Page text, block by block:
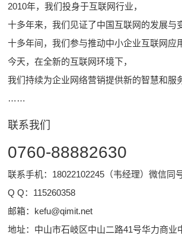
2010年，我们投身于互联网行业，
十多年来，我们见证了中国互联网的发展与
十多年间，我们参与推动中小企业互联网应
今天，在全新的互联网环境下，
我们持续为企业网络营销提供新的智慧和服
……
联系我们
0760-88882630
联系手机：18022102245（韦经理）微信同
Q Q： 115260358
邮箱： kefu@qimit.net
地址：中山市石岐区中山二路41号华力商业